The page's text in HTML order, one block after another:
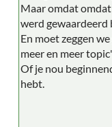
Maar omdat
werd gewaardeerd
En moet zeggen
meer en meer
Of je nou
hebt.